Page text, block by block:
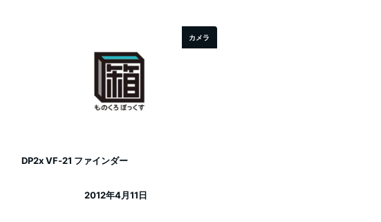
カメラ
DP2x VF-21 ファインダー
2012年4月11日